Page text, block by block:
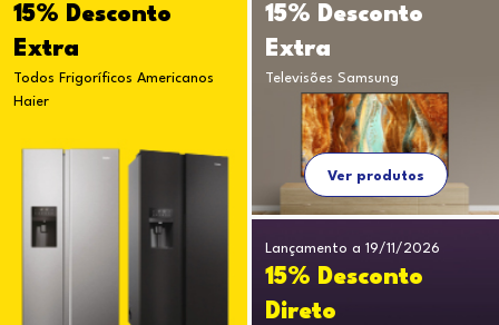
15% Desconto
Extra
Todos Frigoríficos Americanos
Haier
15% Desconto
Extra
Televisões Samsung
Ver produtos
Lançamento a 19/11/2026
15% Desconto
Direto